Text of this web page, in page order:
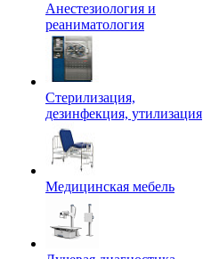
Анестезиология и
реаниматология
Стерилизация,
дезинфекция, утилизация
Медицинская мебель